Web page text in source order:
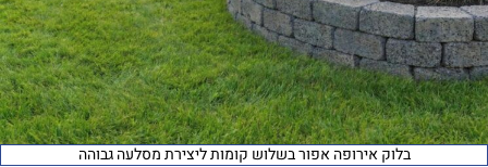
בלוק אירופה אפור בשלוש קומות ליצירת מסלעה גבוהה